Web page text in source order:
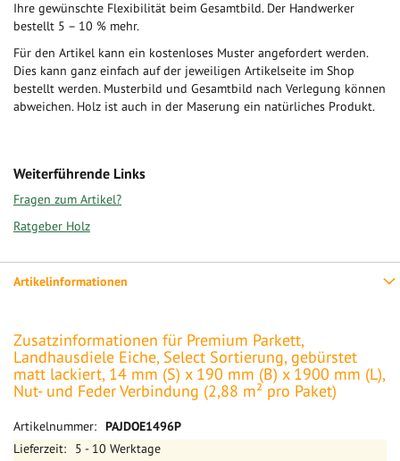
Ihre gewünschte Flexibilität beim Gesamtbild. Der Handwerker
bestellt 5 – 10 % mehr.
Für den Artikel kann ein kostenloses Muster angefordert werden.
Dies kann ganz einfach auf der jeweiligen Artikelseite im Shop
bestellt werden. Musterbild und Gesamtbild nach Verlegung können
abweichen. Holz ist auch in der Maserung ein natürliches Produkt.
Weiterführende Links
Fragen zum Artikel?
Ratgeber Holz
Artikelinformationen
Zusatzinformationen für Premium Parkett,
Landhausdiele Eiche, Select Sortierung, gebürstet
matt lackiert, 14 mm (S) x 190 mm (B) x 1900 mm (L),
Nut- und Feder Verbindung (2,88 m² pro Paket)
Mehr
Informationen
PAJDOE1496P
5 - 10 Werktage